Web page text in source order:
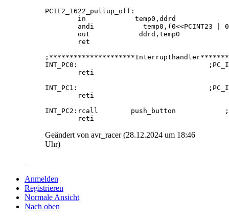
PCIE2_1622_pullup_off:
        in            temp0,ddrd
andi            temp0,(0<<PCINT23 |
        out            ddrd,temp0
        ret
INT_PC0:
        reti
INT_PC1:
        reti
INT_PC2:rcall        push_button            ;**
        reti
Geändert von avr_racer (28.12.2024 um 18:46
Uhr)
Anmelden
Registrieren
Normale Ansicht
Nach oben